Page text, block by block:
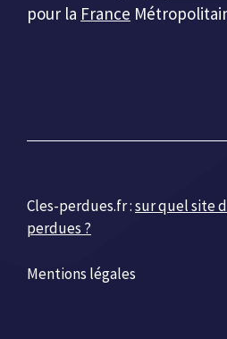
pour la France
Cles-perdues.fr :sur quel site
perdues ?
Mentions légales